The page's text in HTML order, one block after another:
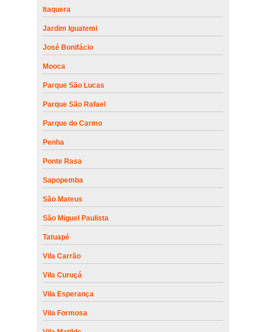
Itaquera
Jardim Iguatemi
José Bonifácio
Mooca
Parque São Lucas
Parque São Rafael
Parque do Carmo
Penha
Ponte Rasa
Sapopemba
São Mateus
São Miguel Paulista
Tatuapé
Vila Carrão
Vila Curuçá
Vila Esperança
Vila Formosa